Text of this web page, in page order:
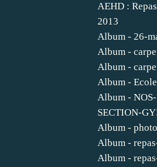
AEHD :
2013
Album - 26-
Album -
Album -
Album -
Album -
SECTION-
Album -
Album -
Album -